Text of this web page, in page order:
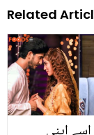
Related